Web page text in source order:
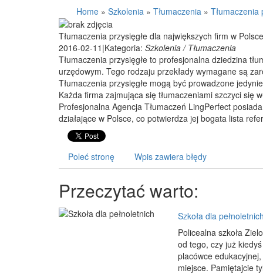
Home » Szkolenia » Tłumaczenia » Tłumaczenia
Tłumaczenia przysięgłe dla największych firm w Polsce
2016-02-11 |Kategoria: Szkolenia / Tłumaczenia
Tłumaczenia przysięgłe to profesjonalna dziedzina
urzędowym. Tego rodzaju przekłady wymagane są
Tłumaczenia przysięgłe mogą być prowadzone
Każda firma zajmująca się tłumaczeniami szczyci się
Profesjonalna Agencja Tłumaczeń LingPerfect
działające w Polsce, co potwierdza jej bogata lista
Poleć stronę Wpis zawiera błędy
Przeczytać warto:
Szkoła dla
Policealna szkoła
od tego, czy już
placówce
miejsce. Pamiętajcie